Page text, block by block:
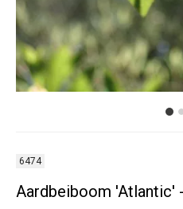
6474
Aardbeiboom 'Atlantic'